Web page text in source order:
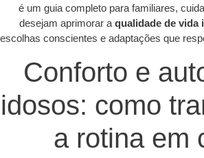
é um guia completo para familiares,
desejam aprimorar a qualidade de vida
escolhas conscientes e adaptações que
Conforto e
idosos: como
a rotina em